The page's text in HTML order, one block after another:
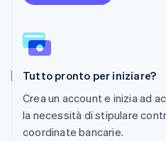
Tutto pronto per iniziare?
Crea un account e inizia ad
la necessità di stipulare
coordinate bancarie.
Polonia
Portogallo
Português
English简体中文
Regno Unito
Repubblica Ceca
English